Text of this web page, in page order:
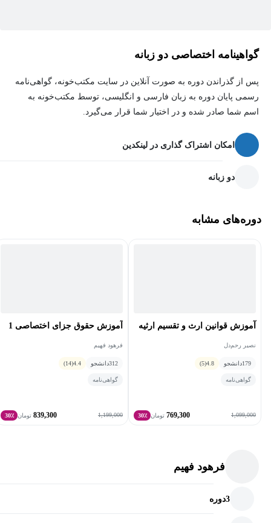
اجتماعی و خانوادگی، ضرورت دارد تا بتوانیم از حقوق خود دفاع نماییم و
مورد تجاوز مجرمین قرار نگیریم که این مساله بدیهی بدون اطلاع و
آموزش از راه ها و روش های احقاق حق که نحوه شکایت از مجرم از
اولیات آن است، محقق نخواهد شد لذا الزامی است تا با ابزار و روش
گواهینامه اختصاصی دو زبانه
پس از گذراندن دوره به صورت آنلاین در سایت مکتب‌خونه، گواهی‌نامه
رسمی پایان دوره به زبان فارسی و انگلیسی، توسط مکتب‌خونه به
اسم شما صادر شده و در اختیار شما قرار می‌گیرد.
امکان اشتراک گذاری در لینکدین
دو زبانه
دوره‌های مشابه
آموزش قوانین ارث و تقسیم ارثیه
نصیر رحم‌دل
179دانشجو 4.8
(5)
گواهی‌نامه
1,099,000
769,300 تومان 30٪
آموزش حقوق جزای اختصاصی 1
فرهود فهیم
312دانشجو 4.4
(14)
گواهی‌نامه
1,199,000
839,300 تومان 30٪
فرهود فهیم
3دوره